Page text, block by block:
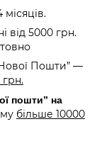
від 5000 грн.
Пошти” —
пошти” на
більше 10000